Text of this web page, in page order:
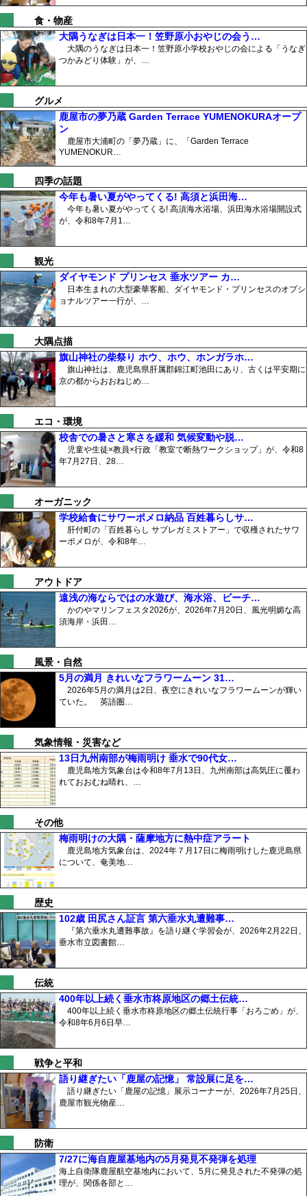
食・物産
大隅うなぎは日本一！笠野原小おやじの会う…
大隅のうなぎは日本一！笠野原小学校おやじの会による「うなぎ
つかみどり体験」が、…
グルメ
鹿屋市の夢乃蔵 Garden Terrace YUMENOKURAオープ
ン
鹿屋市大浦町の「夢乃蔵」に、「Garden Terrace
YUMENOKUR…
四季の話題
今年も暑い夏がやってくる! 高須と浜田海…
今年も暑い夏がやってくる! 高須海水浴場、浜田海水浴場開設式
が、令和8年7月1…
観光
ダイヤモンド プリンセス 垂水ツアー カ…
日本生まれの大型豪華客船、ダイヤモンド・プリンセスのオプシ
ョナルツアー一行が、…
大隅点描
旗山神社の柴祭り ホウ、ホウ、ホンガラホ…
旗山神社は、鹿児島県肝属郡錦江町池田にあり、古くは平安期に
京の都からおおねじめ…
エコ・環境
校舎での暑さと寒さを緩和 気候変動や脱…
児童や生徒×教員×行政「教室で断熱ワークショップ」が、令和8
年7月27日、28…
オーガニック
学校給食にサワーポメロ納品 百姓暮らしサ…
肝付町の「百姓暮らし サブレガミストアー」で収穫されたサワ
ーポメロが、令和8年…
アウトドア
遠浅の海ならではの水遊び、海水浴、ビーチ…
かのやマリンフェスタ2026が、2026年7月20日、風光明媚な高
須海岸・浜田…
風景・自然
5月の満月 きれいなフラワームーン 31…
2026年5月の満月は2日、夜空にきれいなフラワームーンが輝い
ていた。 英語圏…
気象情報・災害など
13日九州南部が梅雨明け 垂水で90代女…
鹿児島地方気象台は令和8年7月13日、九州南部は高気圧に覆わ
れておおむね晴れ、…
その他
梅雨明けの大隅・薩摩地方に熱中症アラート
鹿児島地方気象台は、2024年７月17日に梅雨明けした鹿児島県
について、奄美地…
歴史
102歳 田尻さん証言 第六垂水丸遭難事…
『第六垂水丸遭難事故』を語り継ぐ学習会が、2026年2月22日、
垂水市立図書館…
伝統
400年以上続く垂水市柊原地区の郷土伝統…
400年以上続く垂水市柊原地区の郷土伝統行事「おろごめ」が、
令和8年6月6日早…
戦争と平和
語り継ぎたい「鹿屋の記憶」 常設展に足を…
語り継ぎたい「鹿屋の記憶」展示コーナーが、2026年7月25日、
鹿屋市観光物産…
防衛
7/27に海自鹿屋基地内の5月発見不発弾を処理
海上自衛隊鹿屋航空基地内において、5月に発見された不発弾の処
理が、関係各部と…